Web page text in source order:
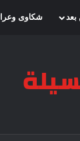
بعد شكاوى